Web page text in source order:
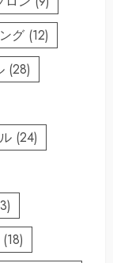
グ (12)
(28)
(24)
(18)